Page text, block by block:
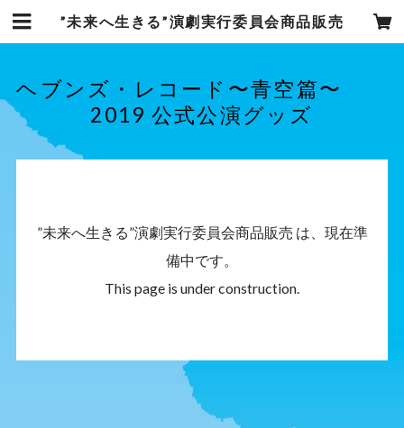
”未来へ生きる”演劇実行委員会商品販売
ヘブンズ・レコード〜青空篇〜
2019 公式公演グッズ
”未来へ生きる”演劇実行委員会商品販売 は、現在準
備中です。
This page is under construction.